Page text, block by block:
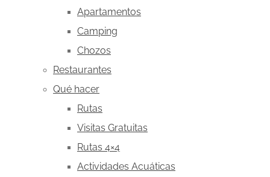
Apartamentos
Camping
Chozos
Restaurantes
Qué hacer
Rutas
Visitas Gratuitas
Rutas 4×4
Actividades Acuáticas